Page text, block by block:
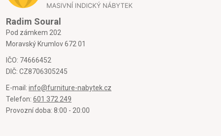
Radim Soural
Pod zámkem 202
Moravský Krumlov 672 01
IČO: 74666452
DIČ: CZ8706305245
E-mail: info@furniture-nabytek.cz
Telefon: 601 372 249
Provozní doba: 8:00 - 20:00